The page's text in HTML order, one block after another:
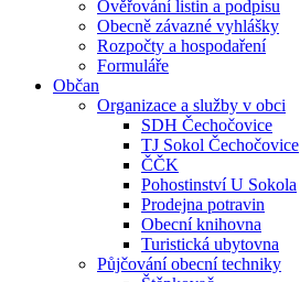
Ověřování listin a podpisu
Obecně závazné vyhlášky
Rozpočty a hospodaření
Formuláře
Občan
Organizace a služby v obci
SDH Čechočovice
TJ Sokol Čechočovice
ČČK
Pohostinství U Sokola
Prodejna potravin
Obecní knihovna
Turistická ubytovna
Půjčování obecní techniky